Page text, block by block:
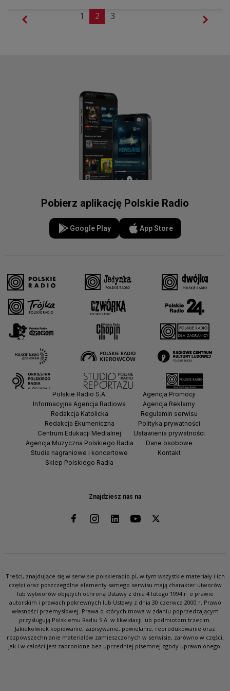
1 2 3
Pobierz aplikację Polskie Radio
Google Play App Store
Znajdziesz nas na
Polskie Radio S.A.
Informacyjna Agencja Radiowa
Redakcja Katolicka
Redakcja Ekumeniczna
Centrum Edukacji Medialnej
Agencja Muzyczna Polskiego Radia
Studia nagraniowe i koncertowe
Sklep Polskiego Radia
Agencja Promocji
Agencja Reklamy
Regulamin serwisu
Polityka prywatności
Ustawienia prywatności
Dane osobowe
Kontakt
Treści, znajdujące się w serwisie polskieradio.pl, w tym wszystkie materiały i ich
części oraz poszczególne elementy samego serwisu mają charakter utworów
lub wytworów objętych ochroną Ustawy z dnia 4 lutego 1994 r. o prawie
autorskim i prawach pokrewnych lub Ustawy z dnia 30 czerwca 2000 r. Prawo
własności przemysłowej. Prawa o których mowa w zdaniu poprzedzającym
przysługują Polskiemu Radiu S.A. w likwidacji lub podmiotom trzecim.
Jakiekolwiek kopiowanie, zapisywanie, powielanie, reprodukowanie oraz
rozpowszechnianie materiałów zamieszczonych w serwisie, zarówno w części,
jak i w całości jest zabronione bez uprzedniej pisemnej zgody uprawnionego.